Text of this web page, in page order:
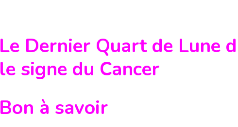
Le Dernier Quart de Lune
le signe du Cancer
Bon à savoir